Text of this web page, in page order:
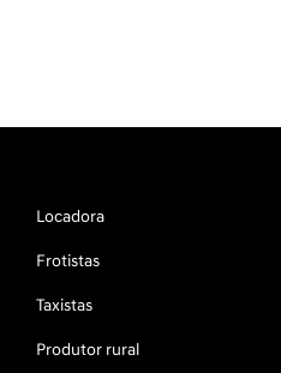
Locadora
Frotistas
Taxistas
Produtor rural